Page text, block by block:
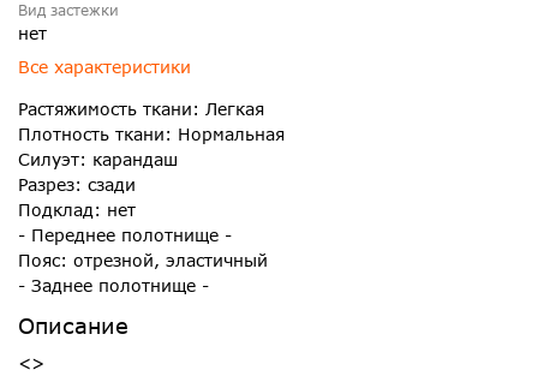
Вид застежки
нет
Все характеристики
Растяжимость ткани: Легкая
Плотность ткани: Нормальная
Силуэт: карандаш
Разрез: сзади
Подклад: нет
- Переднее полотнище -
Пояс: отрезной, эластичный
- Заднее полотнище -
Описание
<>